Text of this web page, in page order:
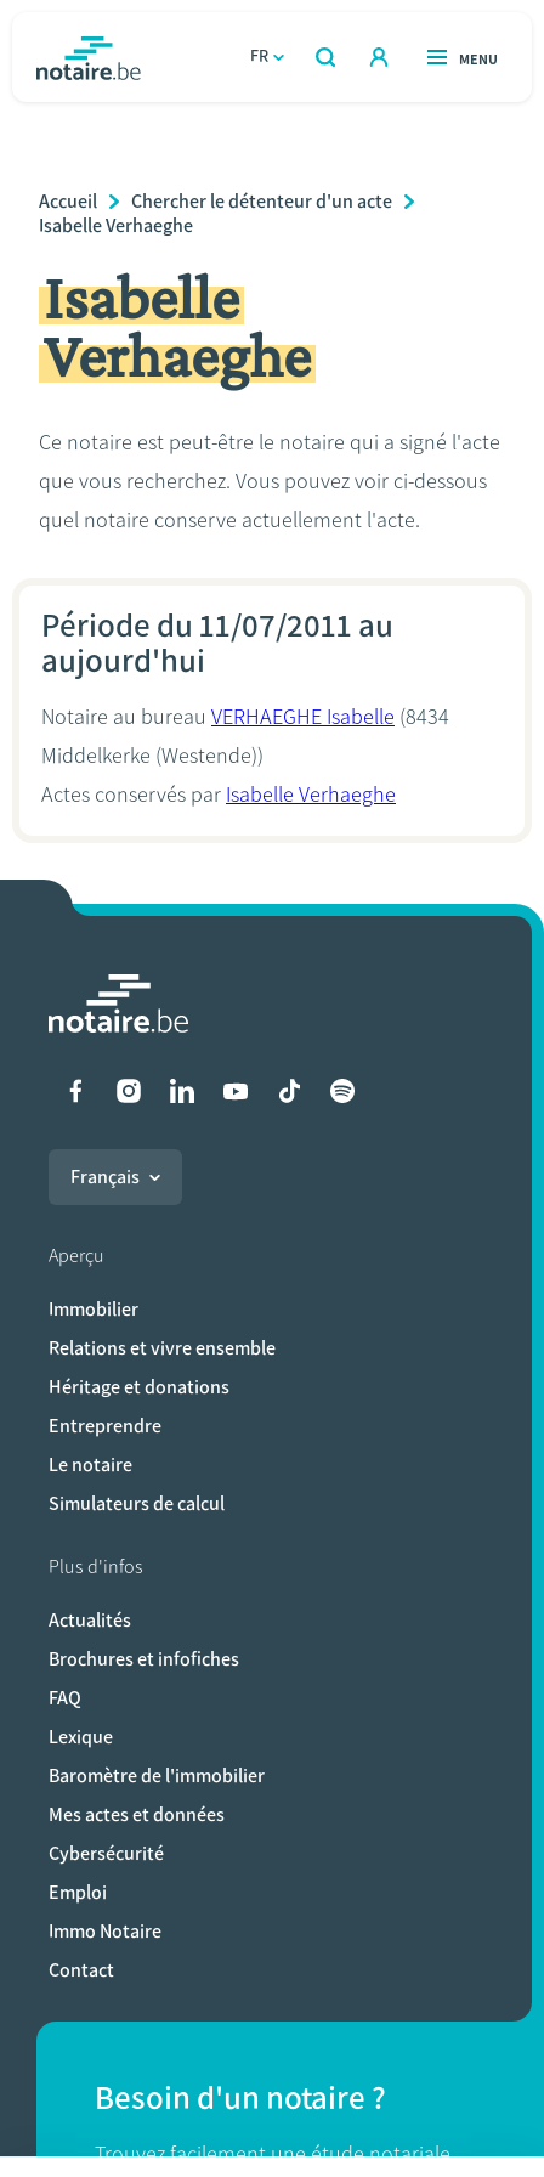
FR
OUVERT
RECHERCHER
OUVERT
MENU
Relations et vivre ensemble
Héritage et donations
Entreprendre
Calculateurs
Breadcrumb
Accueil
Chercher le détenteur d'un acte
Isabelle Verhaeghe
Isabelle
Verhaeghe
Ce notaire est peut-être le notaire qui a signé l'acte
que vous recherchez. Vous pouvez voir ci-dessous
quel notaire conserve actuellement l'acte.
Période du 11/07/2011 au
aujourd'hui
Notaire au bureau VERHAEGHE Isabelle (8434
Middelkerke (Westende))
Actes conservés par Isabelle Verhaeghe
Liens vers les réseaux
Français
Aperçu
Immobilier
Relations et vivre ensemble
Héritage et donations
Entreprendre
Le notaire
Simulateurs de calcul
Plus d'infos
Actualités
Brochures et infofiches
FAQ
Lexique
Baromètre de l'immobilier
Mes actes et données
Cybersécurité
Emploi
Immo Notaire
Contact
Besoin d'un notaire ?
Trouvez facilement une étude notariale